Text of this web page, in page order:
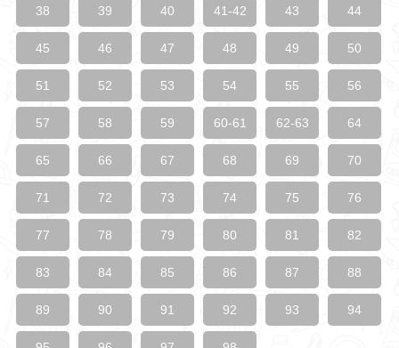
38 39 40 41-42 43 44
45 46 47 48 49 50
51 52 53 54 55 56
57 58 59 60-61 62-63 64
65 66 67 68 69 70
71 72 73 74 75 76
77 78 79 80 81 82
83 84 85 86 87 88
89 90 91 92 93 94